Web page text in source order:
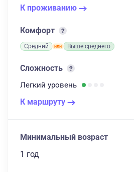
К проживанию
Комфорт
Средний Выше среднего
Сложность
Легкий уровень
К маршруту
Минимальный возраст
1 год